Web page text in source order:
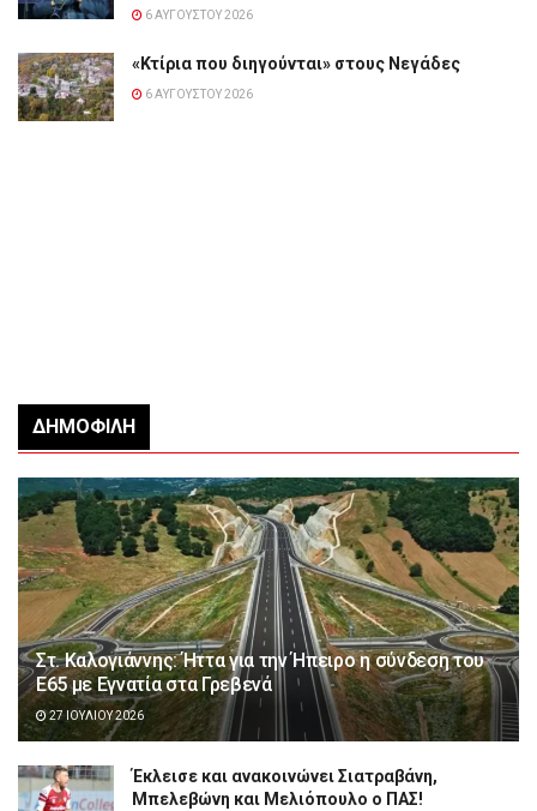
6 ΑΥΓΟΎΣΤΟΥ 2026
«Κτίρια που διηγούνται» στους Νεγάδες
6 ΑΥΓΟΎΣΤΟΥ 2026
ΔΗΜΟΦΙΛΉ
Στ. Καλογιάννης: Ήττα για την Ήπειρο η σύνδεση του
Ε65 με Εγνατία στα Γρεβενά
27 ΙΟΥΛΊΟΥ 2026
Έκλεισε και ανακοινώνει Σιατραβάνη,
Μπελεβώνη και Μελιόπουλο ο ΠΑΣ!